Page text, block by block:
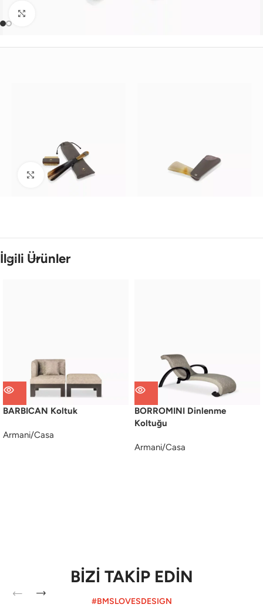
Büyütmek için tıklayın
İlgili Ürünler
BARBICAN Koltuk
Armani/Casa
BORROMINI Dinlenme
Koltuğu
Armani/Casa
BİZİ TAKİP EDİN
#BMSLOVESDESIGN